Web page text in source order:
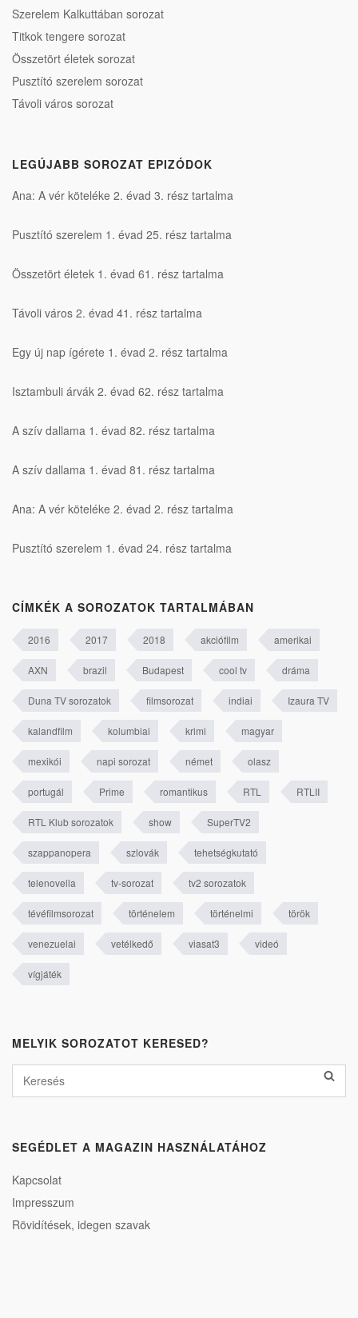
Szerelem Kalkuttában sorozat
Titkok tengere sorozat
Összetört életek sorozat
Pusztító szerelem sorozat
Távoli város sorozat
LEGÚJABB SOROZAT EPIZÓDOK
Ana: A vér köteléke 2. évad 3. rész tartalma
Pusztító szerelem 1. évad 25. rész tartalma
Összetört életek 1. évad 61. rész tartalma
Távoli város 2. évad 41. rész tartalma
Egy új nap ígérete 1. évad 2. rész tartalma
Isztambuli árvák 2. évad 62. rész tartalma
A szív dallama 1. évad 82. rész tartalma
A szív dallama 1. évad 81. rész tartalma
Ana: A vér köteléke 2. évad 2. rész tartalma
Pusztító szerelem 1. évad 24. rész tartalma
CÍMKÉK A SOROZATOK TARTALMÁBAN
2016 2017 2018 akciófilm amerikai
AXN brazil Budapest cool tv dráma
Duna TV sorozatok filmsorozat indiai Izaura TV
kalandfilm kolumbiai krimi magyar
mexikói napi sorozat német olasz
portugál Prime romantikus RTL RTLII
RTL Klub sorozatok show SuperTV2
szappanopera szlovák tehetségkutató
telenovella tv-sorozat tv2 sorozatok
tévéfilmsorozat történelem történelmi török
venezuelai vetélkedő viasat3 videó
vígjáték
MELYIK SOROZATOT KERESED?
SEGÉDLET A MAGAZIN HASZNÁLATÁHOZ
Kapcsolat
Impresszum
Rövidítések, idegen szavak